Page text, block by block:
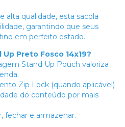
alta qualidade, esta sacola
garantindo que seus
em perfeito estado.
Preto Fosco 14x19?
Stand Up Pouch valoriza
Zip Lock (quando aplicável)
do conteúdo por mais
fechar e armazenar.